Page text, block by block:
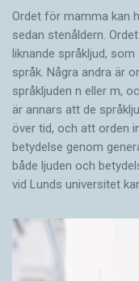
Ordet för mamma kan
sedan stenåldern.
liknande språkljud,
språk. Några andra är
språkljuden n eller m,
är annars att de
över tid, och att orden
betydelse genom
både ljuden och
vid Lunds universitet